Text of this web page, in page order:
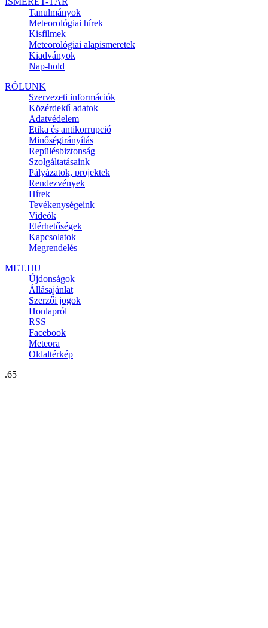
Tanulmányok
Meteorológiai hírek
Kisfilmek
Meteorológiai alapismeretek
Kiadványok
Nap-hold
RÓLUNK
Szervezeti információk
Közérdekű adatok
Adatvédelem
Etika és antikorrupció
Minőségirányítás
Repülésbiztonság
Szolgáltatásaink
Pályázatok, projektek
Rendezvények
Hírek
Tevékenységeink
Videók
Elérhetőségek
Kapcsolatok
Megrendelés
MET.HU
Újdonságok
Állásajánlat
Szerzői jogok
Honlapról
RSS
Facebook
Meteora
Oldaltérkép
.65